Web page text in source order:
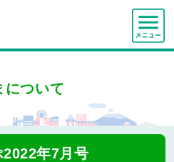
について
年7月号